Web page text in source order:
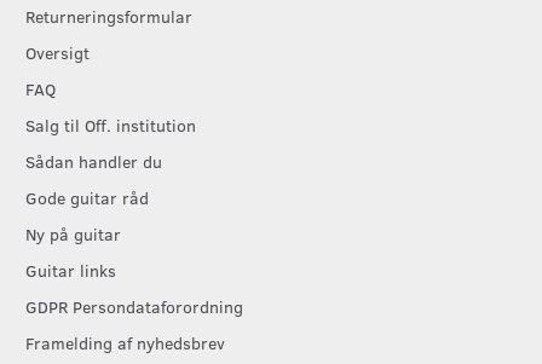
Returneringsformular
Oversigt
FAQ
Salg til Off. institution
Sådan handler du
Gode guitar råd
Ny på guitar
Guitar links
GDPR Persondataforordning
Framelding af nyhedsbrev